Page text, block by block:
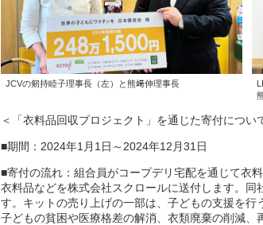
JCVの剱持睦子理事長（左）と熊﨑伸理事長
＜「衣料品回収プロジェクト」を通じた寄付につい
■期間：2024年1月1日～2024年12月31日
■寄付の流れ：組合員がコープデリ宅配を通じて衣
衣料品などを株式会社スクロールに送付します。同
す。キットの売り上げの一部は、子どもの支援を行
子どもの貧困や医療格差の解消、衣類廃棄の削減